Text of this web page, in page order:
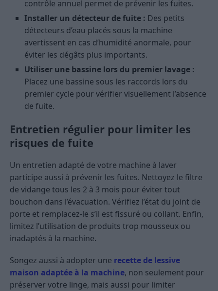
contrôle annuel permet de prévenir les fuites.
Installer un détecteur de fuite : Des petits
détecteurs d’eau placés sous la machine
avertissent en cas d’humidité anormale, pour
éviter les dégâts plus importants.
Utiliser une bassine lors du premier lavage :
Placez une bassine sous les raccords lors du
premier cycle pour vérifier visuellement l’absence
de fuite.
Entretien régulier pour limiter les
risques de fuite
Un entretien adapté de votre machine à laver
participe aussi à prévenir les fuites. Nettoyez le filtre
de vidange tous les 2 à 3 mois pour éviter tout
bouchon dans l’évacuation. Vérifiez l’état du joint de
porte et remplacez-le s’il est fissuré ou collant. Enfin,
limitez l’utilisation de produits trop mousseux ou
inadaptés à la machine.
Songez aussi à adopter une recette de lessive
maison adaptée à la machine, non seulement pour
préserver votre linge, mais aussi pour limiter